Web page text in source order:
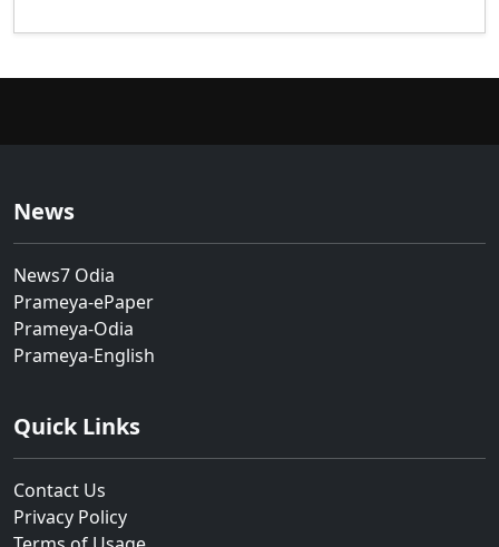
News
News7 Odia
Prameya-ePaper
Prameya-Odia
Prameya-English
Quick Links
Contact Us
Privacy Policy